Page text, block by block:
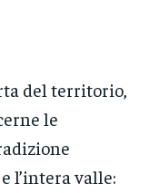
del territorio,
le
l’intera valle: